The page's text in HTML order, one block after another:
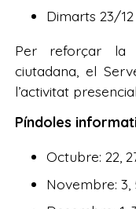
Dimarts 23/
Per reforçar la
ciutadana, el
l’activitat
Píndoles
Octubre: 22,
Novembre: 3,